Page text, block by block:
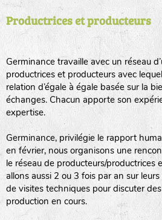
Productrices et producteurs
Germinance travaille avec un réseau
productrices et producteurs avec
relation d’égale à égale basée sur la
échanges. Chacun apporte son
expertise.
Germinance, privilégie le rapport
en février, nous organisons une
le réseau de producteurs/productrices
allons aussi 2 ou 3 fois par an sur leurs
de visites techniques pour discuter
production en cours.
tas de compost
animaux domestiques
animaux sauvages
biodiversité